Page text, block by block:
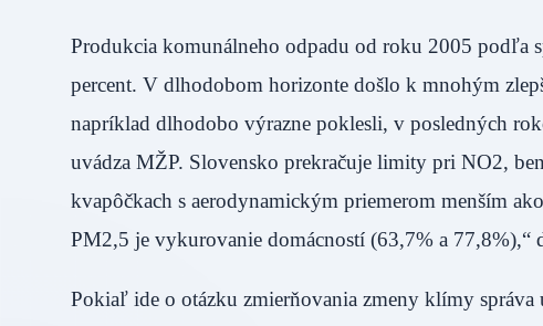
Produkcia komunálneho odpadu od roku 2005 podľa
percent. V dlhodobom horizonte došlo k mnohým
napríklad dlhodobo výrazne poklesli, v posledných
uvádza MŽP. Slovensko prekračuje limity pri NO2,
kvapôčkach s aerodynamickým priemerom menším
PM2,5 je vykurovanie domácností (63,7% a
Pokiaľ ide o otázku zmierňovania zmeny klímy